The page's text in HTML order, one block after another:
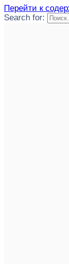
Перейти к
Search for: